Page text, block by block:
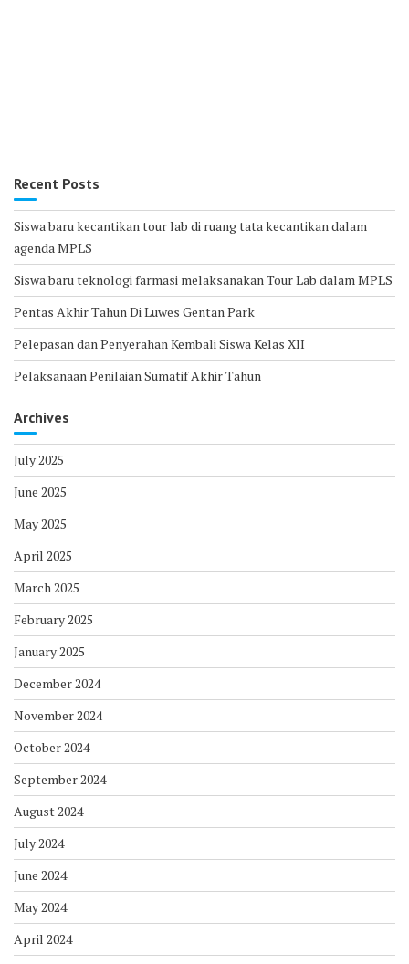
Recent Posts
Siswa baru kecantikan tour lab di ruang tata kecantikan dalam
agenda MPLS
Siswa baru teknologi farmasi melaksanakan Tour Lab dalam MPLS
Pentas Akhir Tahun Di Luwes Gentan Park
Pelepasan dan Penyerahan Kembali Siswa Kelas XII
Pelaksanaan Penilaian Sumatif Akhir Tahun
Archives
July 2025
June 2025
May 2025
April 2025
March 2025
February 2025
January 2025
December 2024
November 2024
October 2024
September 2024
August 2024
July 2024
June 2024
May 2024
April 2024